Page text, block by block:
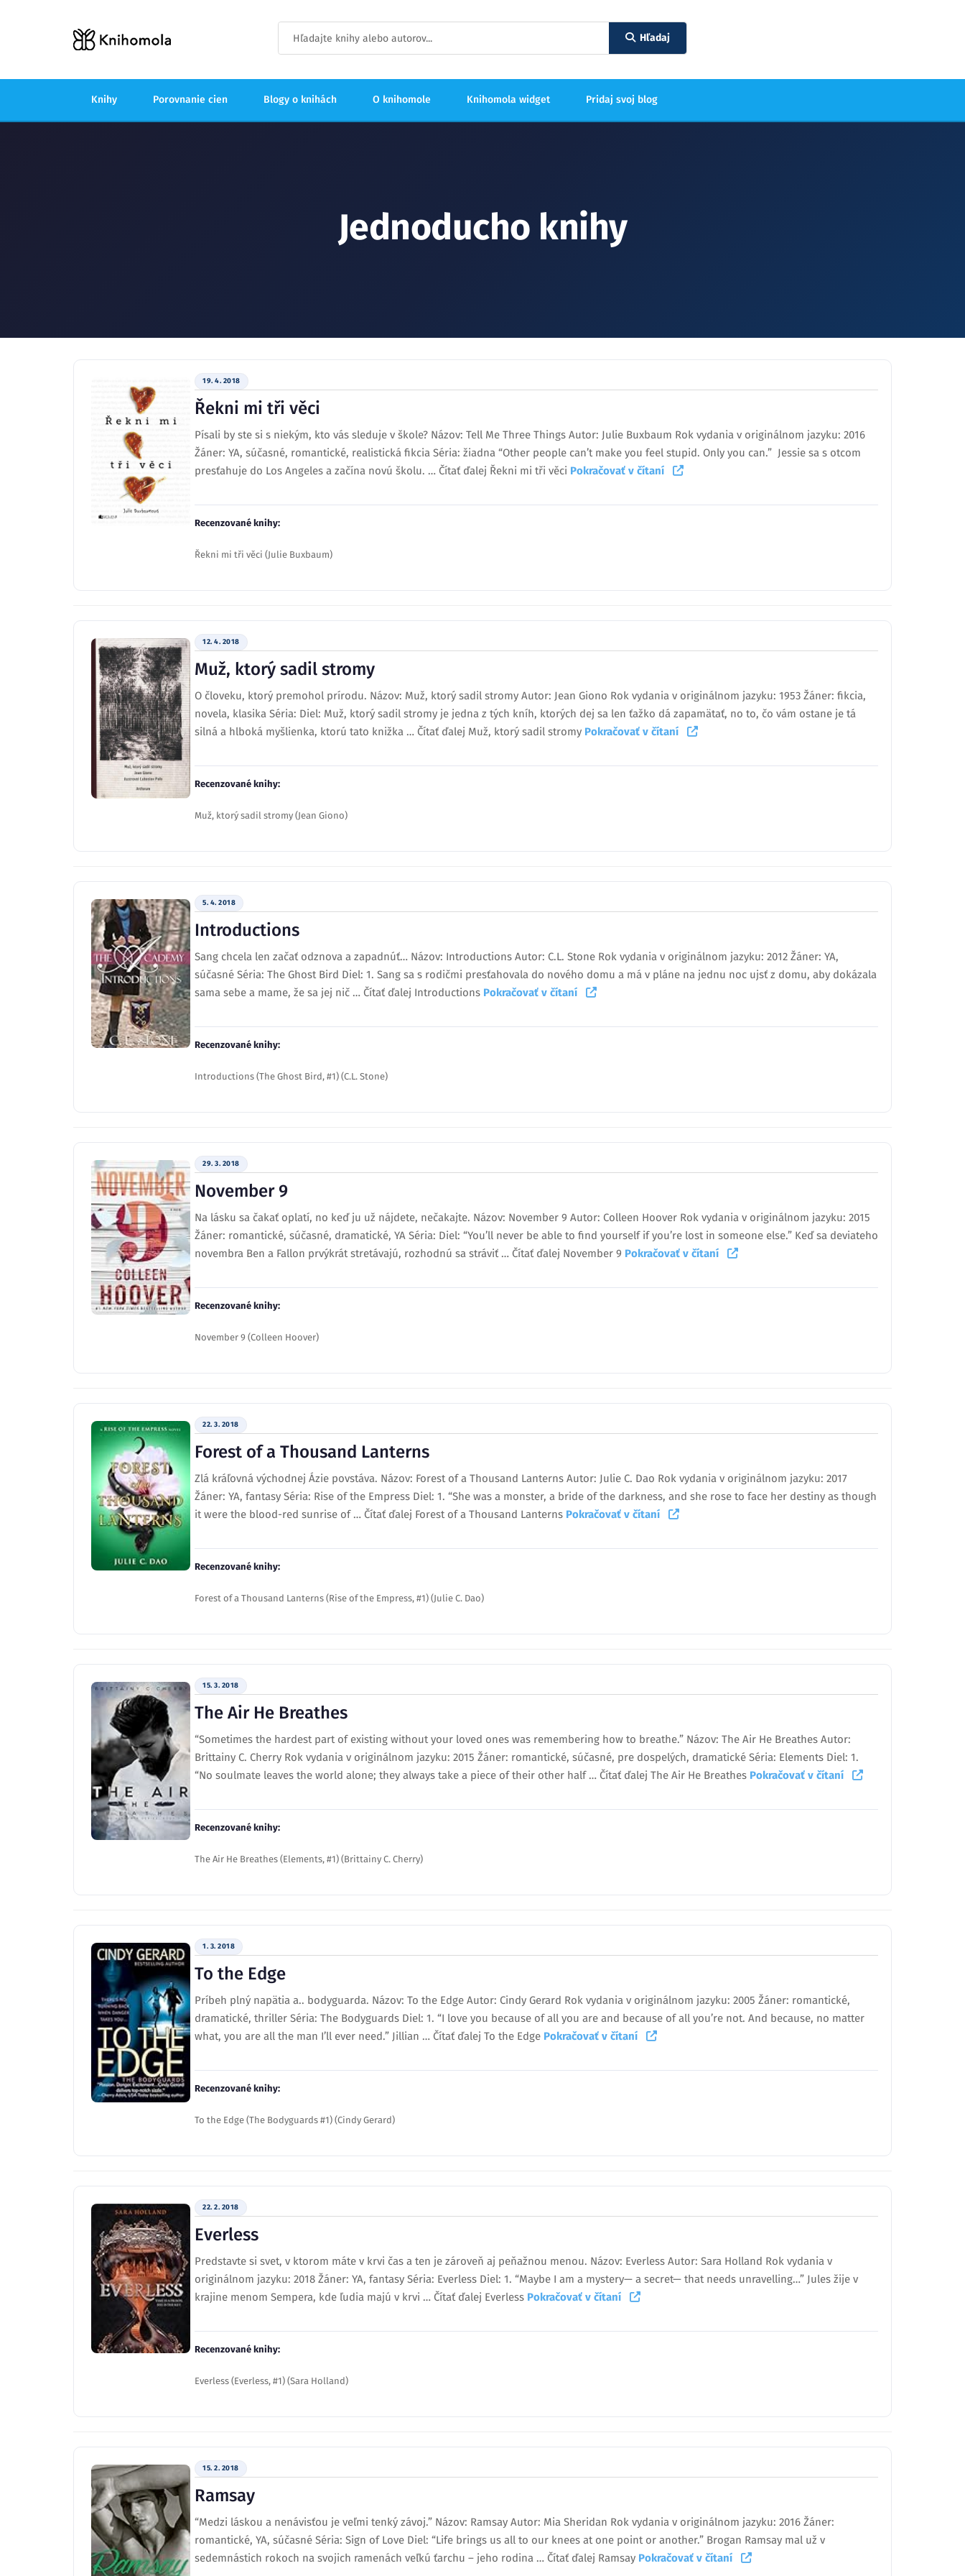
Hľadaj
Knihy Porovnanie cien Blogy o knihách O knihomole Knihomola widget Pridaj svoj blog
Jednoducho knihy
19. 4. 2018
Řekni mi tři věci
Písali by ste si s niekým, kto vás sleduje v škole? Názov: Tell Me Three Things Autor: Julie Buxbaum Rok vydania v originálnom jazyku: 2016
Žáner: YA, súčasné, romantické, realistická fikcia Séria: žiadna “Other people can’t make you feel stupid. Only you can.” Jessie sa s otcom
presťahuje do Los Angeles a začína novú školu. … Čítať ďalej Řekni mi tři věci Pokračovať v čítaní
Recenzované knihy:
Řekni mi tři věci (Julie Buxbaum)
12. 4. 2018
Muž, ktorý sadil stromy
O človeku, ktorý premohol prírodu. Názov: Muž, ktorý sadil stromy Autor: Jean Giono Rok vydania v originálnom jazyku: 1953 Žáner: fikcia,
novela, klasika Séria: Diel: Muž, ktorý sadil stromy je jedna z tých kníh, ktorých dej sa len ťažko dá zapamätať, no to, čo vám ostane je tá
silná a hlboká myšlienka, ktorú tato knižka … Čítať ďalej Muž, ktorý sadil stromy Pokračovať v čítaní
Recenzované knihy:
Muž, ktorý sadil stromy (Jean Giono)
5. 4. 2018
Introductions
Sang chcela len začať odznova a zapadnúť… Názov: Introductions Autor: C.L. Stone Rok vydania v originálnom jazyku: 2012 Žáner: YA,
súčasné Séria: The Ghost Bird Diel: 1. Sang sa s rodičmi presťahovala do nového domu a má v pláne na jednu noc ujsť z domu, aby dokázala
sama sebe a mame, že sa jej nič … Čítať ďalej Introductions Pokračovať v čítaní
Recenzované knihy:
Introductions (The Ghost Bird, #1) (C.L. Stone)
29. 3. 2018
November 9
Na lásku sa čakať oplatí, no keď ju už nájdete, nečakajte. Názov: November 9 Autor: Colleen Hoover Rok vydania v originálnom jazyku: 2015
Žáner: romantické, súčasné, dramatické, YA Séria: Diel: “You’ll never be able to find yourself if you’re lost in someone else.” Keď sa deviateho
novembra Ben a Fallon prvýkrát stretávajú, rozhodnú sa stráviť … Čítať ďalej November 9 Pokračovať v čítaní
Recenzované knihy:
November 9 (Colleen Hoover)
22. 3. 2018
Forest of a Thousand Lanterns
Zlá kráľovná východnej Ázie povstáva. Názov: Forest of a Thousand Lanterns Autor: Julie C. Dao Rok vydania v originálnom jazyku: 2017
Žáner: YA, fantasy Séria: Rise of the Empress Diel: 1. “She was a monster, a bride of the darkness, and she rose to face her destiny as though
it were the blood-red sunrise of … Čítať ďalej Forest of a Thousand Lanterns Pokračovať v čítaní
Recenzované knihy:
Forest of a Thousand Lanterns (Rise of the Empress, #1) (Julie C. Dao)
15. 3. 2018
The Air He Breathes
“Sometimes the hardest part of existing without your loved ones was remembering how to breathe.” Názov: The Air He Breathes Autor:
Brittainy C. Cherry Rok vydania v originálnom jazyku: 2015 Žáner: romantické, súčasné, pre dospelých, dramatické Séria: Elements Diel: 1.
“No soulmate leaves the world alone; they always take a piece of their other half … Čítať ďalej The Air He Breathes Pokračovať v čítaní
Recenzované knihy:
The Air He Breathes (Elements, #1) (Brittainy C. Cherry)
1. 3. 2018
To the Edge
Príbeh plný napätia a.. bodyguarda. Názov: To the Edge Autor: Cindy Gerard Rok vydania v originálnom jazyku: 2005 Žáner: romantické,
dramatické, thriller Séria: The Bodyguards Diel: 1. “I love you because of all you are and because of all you’re not. And because, no matter
what, you are all the man I’ll ever need.” Jillian … Čítať ďalej To the Edge Pokračovať v čítaní
Recenzované knihy:
To the Edge (The Bodyguards #1) (Cindy Gerard)
22. 2. 2018
Everless
Predstavte si svet, v ktorom máte v krvi čas a ten je zároveň aj peňažnou menou. Názov: Everless Autor: Sara Holland Rok vydania v
originálnom jazyku: 2018 Žáner: YA, fantasy Séria: Everless Diel: 1. “Maybe I am a mystery— a secret— that needs unravelling…” Jules žije v
krajine menom Sempera, kde ľudia majú v krvi … Čítať ďalej Everless Pokračovať v čítaní
Recenzované knihy:
Everless (Everless, #1) (Sara Holland)
15. 2. 2018
Ramsay
“Medzi láskou a nenávisťou je veľmi tenký závoj.” Názov: Ramsay Autor: Mia Sheridan Rok vydania v originálnom jazyku: 2016 Žáner:
romantické, YA, súčasné Séria: Sign of Love Diel: “Life brings us all to our knees at one point or another.” Brogan Ramsay mal už v
sedemnástich rokoch na svojich ramenách veľkú ťarchu – jeho rodina … Čítať ďalej Ramsay Pokračovať v čítaní